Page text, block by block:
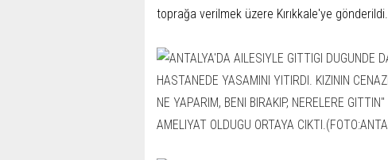
toprağa verilmek üzere Kırıkkale'ye gönderildi.